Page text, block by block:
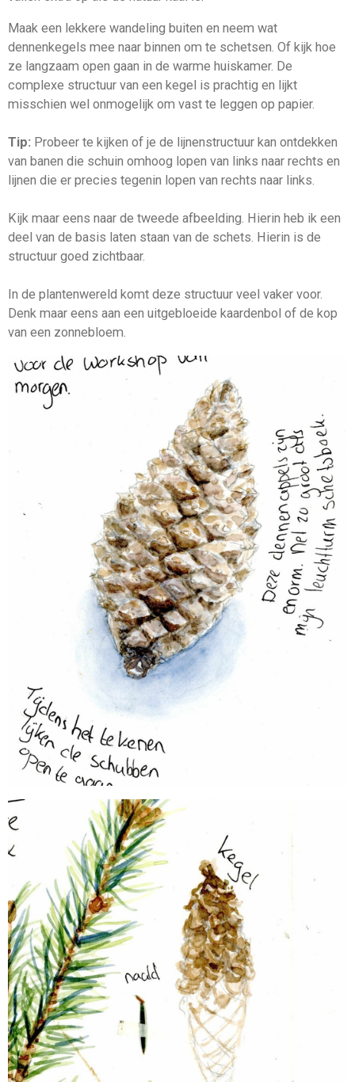
Maak een lekkere wandeling buiten en neem wat
dennenkegels mee naar binnen om te schetsen. Of kijk hoe
ze langzaam open gaan in de warme huiskamer. De
complexe structuur van een kegel is prachtig en lijkt
misschien wel onmogelijk om vast te leggen op papier.
Tip: Probeer te kijken of je de lijnenstructuur kan ontdekken
van banen die schuin omhoog lopen van links naar rechts en
lijnen die er precies tegenin lopen van rechts naar links.
Kijk maar eens naar de tweede afbeelding. Hierin heb ik een
deel van de basis laten staan van de schets. Hierin is de
structuur goed zichtbaar.
In de plantenwereld komt deze structuur veel vaker voor.
Denk maar eens aan een uitgebloeide kaardenbol of de kop
van een zonnebloem.